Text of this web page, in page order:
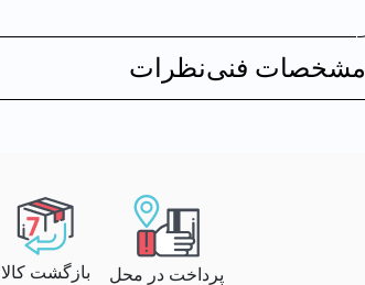
مشخصات فنینظرات
پرداخت در محل بازگشت کالا